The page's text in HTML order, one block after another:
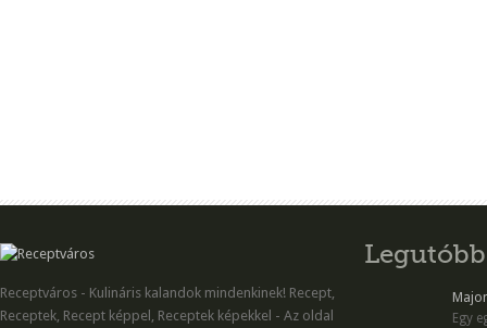
Receptváros - Kulináris kalandok mindenkinek! Recept,
Receptek, Recept képpel, Receptek képekkel - Az oldal
Egy